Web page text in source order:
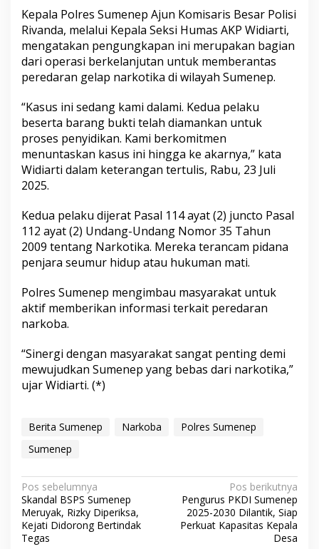
Kepala Polres Sumenep Ajun Komisaris Besar Polisi
Rivanda, melalui Kepala Seksi Humas AKP Widiarti,
mengatakan pengungkapan ini merupakan bagian
dari operasi berkelanjutan untuk memberantas
peredaran gelap narkotika di wilayah Sumenep.
“Kasus ini sedang kami dalami. Kedua pelaku
beserta barang bukti telah diamankan untuk
proses penyidikan. Kami berkomitmen
menuntaskan kasus ini hingga ke akarnya,” kata
Widiarti dalam keterangan tertulis, Rabu, 23 Juli
2025.
Kedua pelaku dijerat Pasal 114 ayat (2) juncto Pasal
112 ayat (2) Undang-Undang Nomor 35 Tahun
2009 tentang Narkotika. Mereka terancam pidana
penjara seumur hidup atau hukuman mati.
Polres Sumenep mengimbau masyarakat untuk
aktif memberikan informasi terkait peredaran
narkoba.
“Sinergi dengan masyarakat sangat penting demi
mewujudkan Sumenep yang bebas dari narkotika,”
ujar Widiarti. (*)
Berita Sumenep Narkoba
Polres Sumenep
Sumenep
N
a
v
Pos sebelumnya
Skandal BSPS Sumenep
Meruyak, Rizky Diperiksa,
Kejati Didorong Bertindak
Tegas
Pos berikutnya
Pengurus PKDI Sumenep
2025-2030 Dilantik, Siap
Perkuat Kapasitas Kepala
Desa